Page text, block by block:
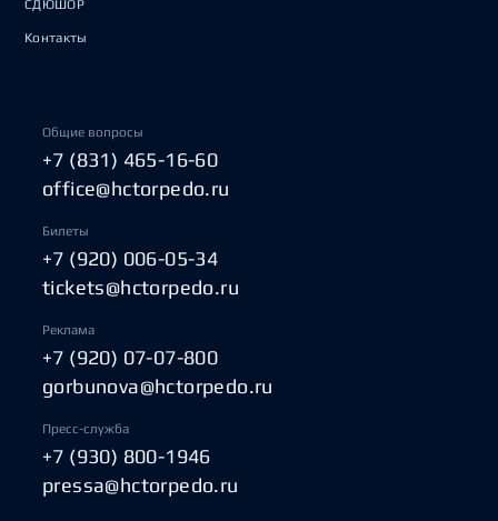
СДЮШОР
Контакты
Общие вопросы
+7 (831) 465-16-60
office@hctorpedo.ru
Билеты
+7 (920) 006-05-34
tickets@hctorpedo.ru
Реклама
+7 (920) 07-07-800
gorbunova@hctorpedo.ru
Пресс-служба
+7 (930) 800-1946
pressa@hctorpedo.ru